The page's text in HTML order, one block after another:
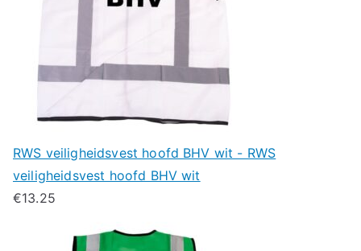
RWS veiligheidsvest hoofd BHV wit - RWS
veiligheidsvest hoofd BHV wit
€13.25